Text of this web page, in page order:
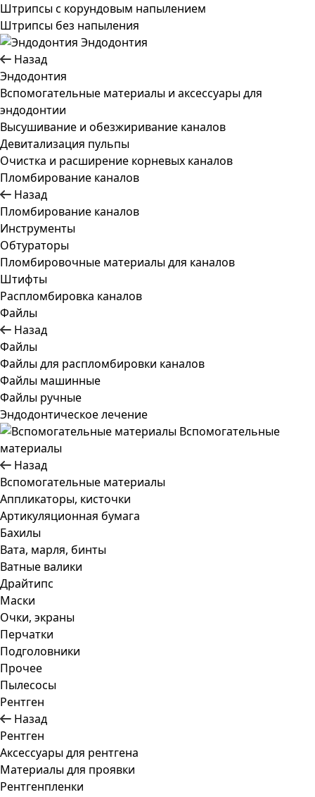
Штрипсы c корундовым напылением
Штрипсы без напыления
Эндодонтия
Назад
Эндодонтия
Вспомогательные материалы и аксессуары для
эндодонтии
Высушивание и обезжиривание каналов
Девитализация пульпы
Очистка и расширение корневых каналов
Пломбирование каналов
Назад
Пломбирование каналов
Инструменты
Обтураторы
Пломбировочные материалы для каналов
Штифты
Распломбировка каналов
Файлы
Назад
Файлы
Файлы для распломбировки каналов
Файлы машинные
Файлы ручные
Эндодонтическое лечение
Вспомогательные
материалы
Назад
Вспомогательные материалы
Аппликаторы, кисточки
Артикуляционная бумага
Бахилы
Вата, марля, бинты
Ватные валики
Драйтипс
Маски
Очки, экраны
Перчатки
Подголовники
Прочее
Пылесосы
Рентген
Назад
Рентген
Аксессуары для рентгена
Материалы для проявки
Рентгенпленки